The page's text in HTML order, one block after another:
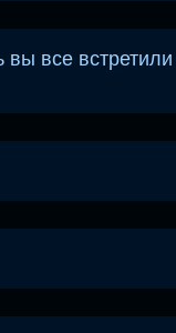
все встретили